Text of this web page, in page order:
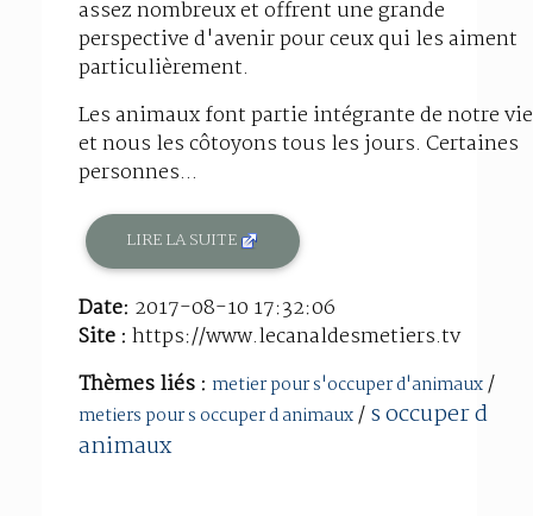
assez nombreux et offrent une grande
perspective d'avenir pour ceux qui les aiment
particulièrement.
Les animaux font partie intégrante de notre vie
et nous les côtoyons tous les jours. Certaines
personnes...
LIRE LA SUITE
Date: 2017-08-10 17:32:06
Site : https://www.lecanaldesmetiers.tv
Thèmes liés : metier pour s'occuper d'animaux/
metiers pour s occuper d animaux/s occuper d
animaux